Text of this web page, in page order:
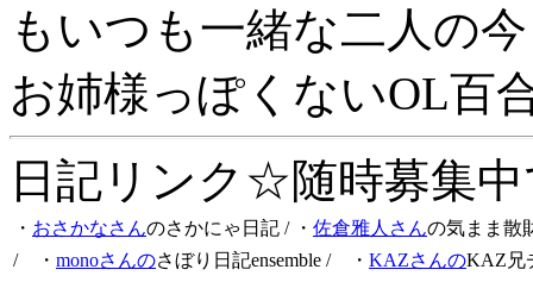
もいつも一緒な二人の
お姉様っぽくないOL百
日記リンク☆随時募集
・ おさかなさんのさかにゃ日記 / ・ 佐倉雅人さんの気まま散
/ ・ monoさんのさぼり日記ensemble / ・ KAZさんのKAZ兄